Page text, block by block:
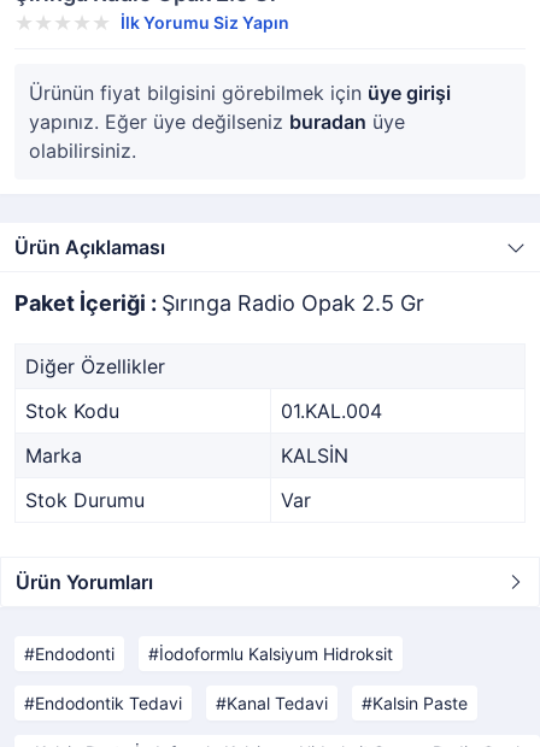
İlk Yorumu Siz Yapın
Ürünün fiyat bilgisini görebilmek için üye girişi
yapınız. Eğer üye değilseniz buradan üye
olabilirsiniz.
Ürün Açıklaması
Paket İçeriği : Şırınga Radio Opak 2.5 Gr
Diğer Özellikler
Stok Kodu
01.KAL.004
Marka
KALSİN
Stok Durumu
Var
Ürün Yorumları
Endodonti İodoformlu Kalsiyum Hidroksit
Endodontik Tedavi Kanal Tedavi Kalsin Paste